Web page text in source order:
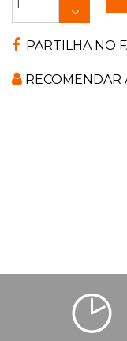
PARTILHA NO
RECOMENDAR